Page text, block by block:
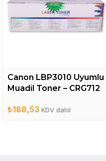
Canon LBP3010 Uyumlu
Muadil Toner – CRG712
₺188,53 KDV dahil